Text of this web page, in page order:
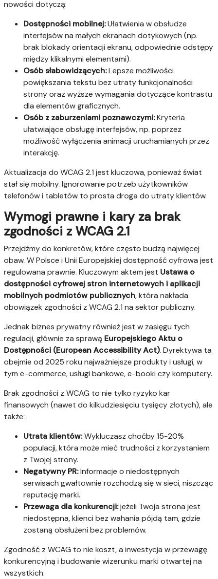
nowości dotyczą:
Dostępności mobilnej:Ułatwienia w obsłudze
interfejsów na małych ekranach dotykowych (np.
brak blokady orientacji ekranu, odpowiednie odstępy
między klikalnymi elementami).
Osób słabowidzących:Lepsze możliwości
powiększania tekstu bez utraty funkcjonalności
strony oraz wyższe wymagania dotyczące kontrastu
dla elementów graficznych.
Osób z zaburzeniami poznawczymi:Kryteria
ułatwiające obsługę interfejsów, np. poprzez
możliwość wyłączenia animacji uruchamianych przez
interakcję.
Aktualizacja do WCAG 2.1 jest kluczowa, ponieważ świat
stał się mobilny. Ignorowanie potrzeb użytkowników
telefonów i tabletów to prosta droga do utraty klientów.
Wymogi prawne i kary za brak
zgodności z WCAG 2.1
Przejdźmy do konkretów, które często budzą najwięcej
obaw. W Polsce i Unii Europejskiej dostępność cyfrowa jest
regulowana prawnie. Kluczowym aktem jest Ustawa o
dostępności cyfrowej stron internetowych i aplikacji
mobilnych podmiotów publicznych, która nakłada
obowiązek zgodności z WCAG 2.1 na sektor publiczny.
Jednak biznes prywatny również jest w zasięgu tych
regulacji, głównie za sprawą Europejskiego Aktu o
Dostępności (European Accessibility Act). Dyrektywa ta
obejmie od 2025 roku najważniejsze produkty i usługi, w
tym e-commerce, usługi bankowe, e-booki czy komputery.
Brak zgodności z WCAG to nie tylko ryzyko kar
finansowych (nawet do kilkudziesięciu tysięcy złotych), ale
także:
Utrata klientów:Wykluczasz choćby 15-20%
populacji, która może mieć trudności z korzystaniem
z Twojej strony.
Negatywny PR:Informacje o niedostępnych
serwisach gwałtownie rozchodzą się w sieci, niszcząc
reputację marki.
Przewaga dla konkurencji:jeżeli Twoja strona jest
niedostępna, klienci bez wahania pójdą tam, gdzie
zostaną obsłużeni bez problemów.
Zgodność z WCAG to nie koszt, a inwestycja w przewagę
konkurencyjną i budowanie wizerunku marki otwartej na
wszystkich.